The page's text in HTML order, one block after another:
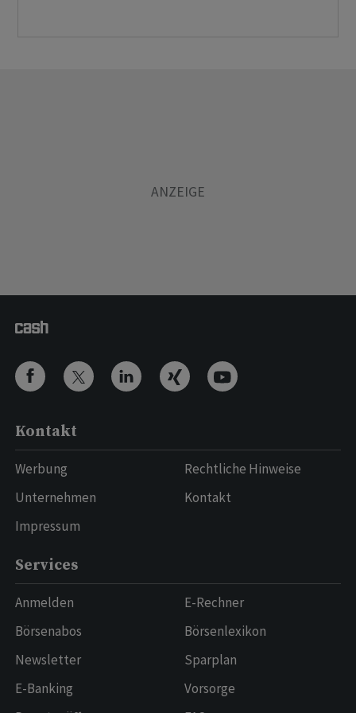
Kontakt
Werbung
Unternehmen
Impressum
Rechtliche Hinweise
Kontakt
Services
Anmelden
Börsenabos
Newsletter
E-Banking
E-Rechner
Börsenlexikon
Sparplan
Vorsorge